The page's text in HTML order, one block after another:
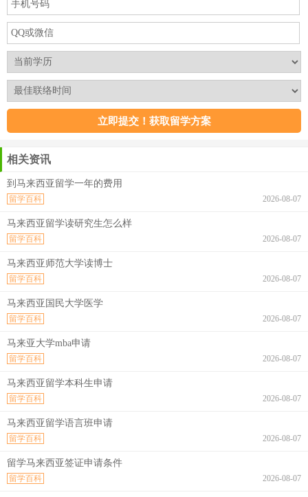
相关资讯
到马来西亚留学一年的费用
2026-08-07
留学百科
马来西亚留学读研究生怎么样
2026-08-07
留学百科
马来西亚师范大学读博士
2026-08-07
留学百科
马来西亚国民大学医学
2026-08-07
留学百科
马来亚大学mba申请
2026-08-07
留学百科
马来西亚留学本科生申请
2026-08-07
留学百科
马来西亚留学语言班申请
2026-08-07
留学百科
留学马来西亚签证申请条件
2026-08-07
留学百科